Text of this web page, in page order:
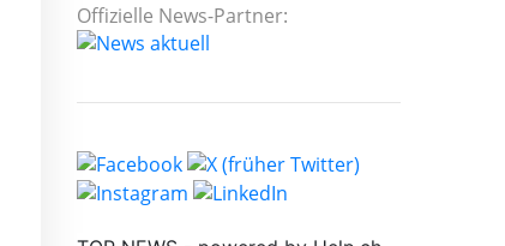
Offizielle News-Partner: